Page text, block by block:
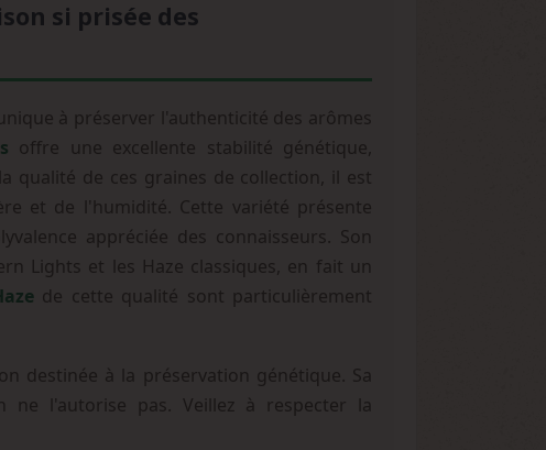
si prisée des
à préserver l'authenticité des arômes
offre une excellente stabilité génétique,
qualité de ces graines de collection, il est
et de l'humidité. Cette variété présente
appréciée des connaisseurs. Son
Lights et les Haze classiques, en fait un
de cette qualité sont particulièrement
destinée à la préservation génétique. Sa
l'autorise pas. Veillez à respecter la